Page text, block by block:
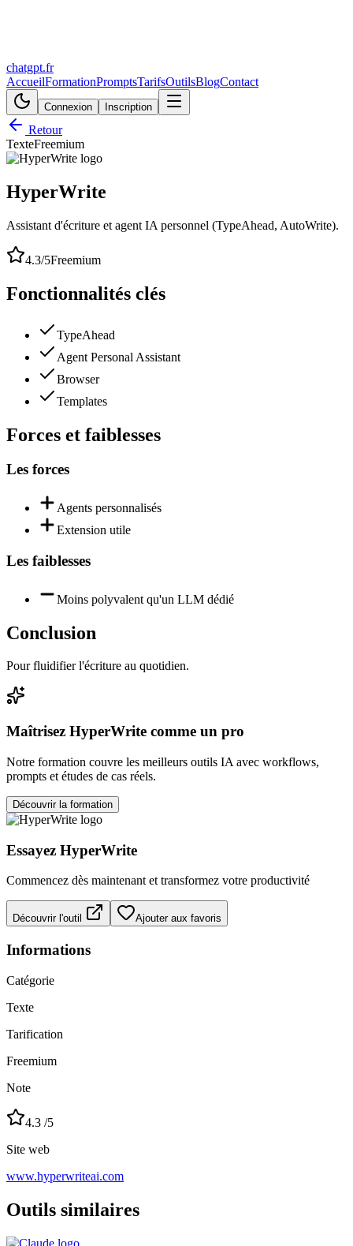
chatgpt.fr
AccueilFormationPromptsTarifsOutilsBlogContact
Connexion Inscription
Retour
TexteFreemium
HyperWrite
Assistant d'écriture et agent IA personnel (TypeAhead, AutoWrite).
4.3/5Freemium
Fonctionnalités clés
TypeAhead
Agent Personal Assistant
Browser
Templates
Forces et faiblesses
Les forces
Agents personnalisés
Extension utile
Les faiblesses
Moins polyvalent qu'un LLM dédié
Conclusion
Pour fluidifier l'écriture au quotidien.
Maîtrisez HyperWrite comme un pro
Notre formation couvre les meilleurs outils IA avec workflows,
prompts et études de cas réels.
Découvrir la formation
Essayez HyperWrite
Commencez dès maintenant et transformez votre productivité
Découvrir l'outil Ajouter aux favoris
Informations
Catégorie
Texte
Tarification
Freemium
Note
4.3 /5
Site web
www.hyperwriteai.com
Outils similaires